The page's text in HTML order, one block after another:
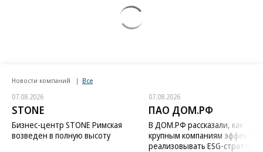
Новости компаний Все
07.08.2026
STONE
Бизнес-центр STONE Римская
возведен в полную высоту
07.08.2026
ПАО ДОМ.РФ
В ДОМ.РФ рассказали, как
крупным компаниям
реализовывать ESG-стратегию